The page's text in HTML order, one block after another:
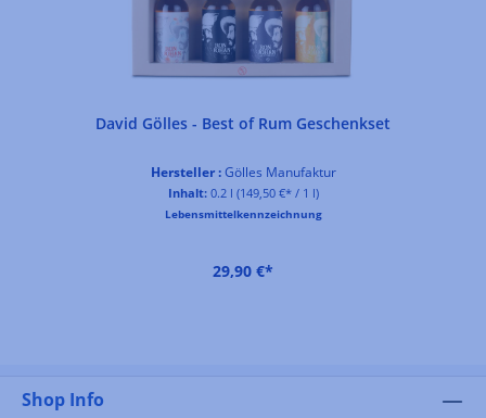
David Gölles - Best of Rum Geschenkset
Hersteller :Gölles Manufaktur
Inhalt: 0.2 l (149,50 €* / 1 l)
Lebensmittelkennzeichnung
29,90 €*
Shop Info